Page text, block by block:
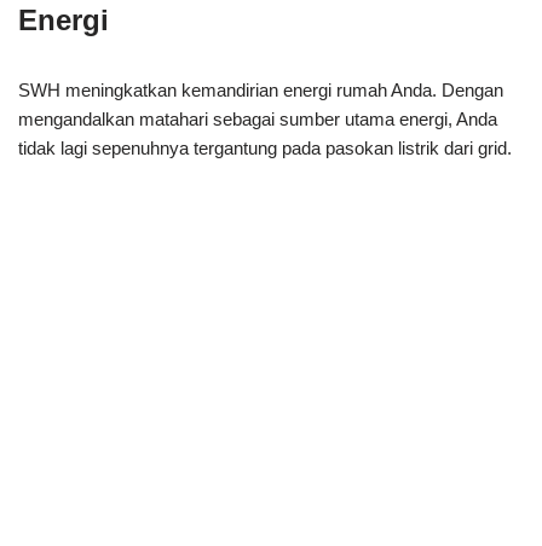
Energi
SWH meningkatkan kemandirian energi rumah Anda. Dengan
mengandalkan matahari sebagai sumber utama energi, Anda
tidak lagi sepenuhnya tergantung pada pasokan listrik dari grid.